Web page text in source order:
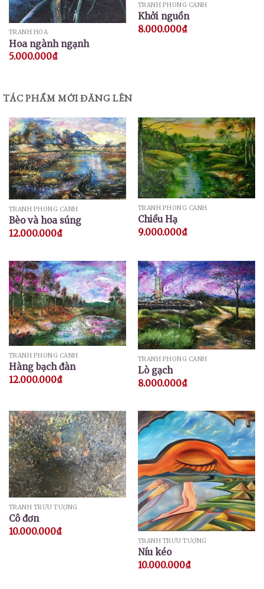
TRANH HOA
Hoa ngành ngạnh
5.000.000₫
TRANH PHONG CẢNH
Khởi nguồn
8.000.000₫
TÁC PHẨM MỚI ĐĂNG LÊN
TRANH PHONG CẢNH
Bèo và hoa súng
12.000.000₫
TRANH PHONG CẢNH
Chiều Hạ
9.000.000₫
TRANH PHONG CẢNH
Hàng bạch đàn
12.000.000₫
TRANH PHONG CẢNH
Lò gạch
8.000.000₫
TRANH TRỪU TƯỢNG
Cô đơn
10.000.000₫
TRANH TRỪU TƯỢNG
Níu kéo
10.000.000₫